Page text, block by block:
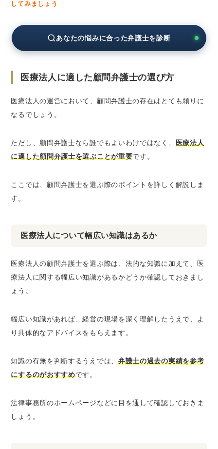
してみましょう
あなたの悩みに合った弁護士を診断
医療法人に適した顧問弁護士の選び方
医療法人の運営において、顧問弁護士の存在はとても頼りに
なるでしょう。
ただし、顧問弁護士なら誰でもよいわけではなく、 医療法人
に適した顧問弁護士を選ぶことが重要です。
ここでは、顧問弁護士を選ぶ際のポイントを詳しく解説しま
す。
医療法人について幅広い知識はあるか
医療法人の顧問弁護士を選ぶ際は、法的な知識に加えて、医
療法人に関する幅広い知識があるかどうか確認しておきまし
ょう。
幅広い知識があれば、経営の現場を深く理解したうえで、よ
り具体的なアドバイスをもらえます。
知識の有無を判断するうえでは、 弁護士の過去の実績を参考
にするのがおすすめです。
法律事務所のホームページなどに目を通して確認しておきま
しょう。